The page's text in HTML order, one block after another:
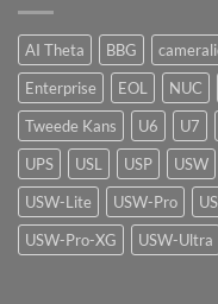
AI Theta BBG
Enterprise
EOL NUC
Tweede Kans
U6 U7
UPS
USL USP USW
USW-Lite
USW-Pro
USW-Pro-XG
USW-Ultra